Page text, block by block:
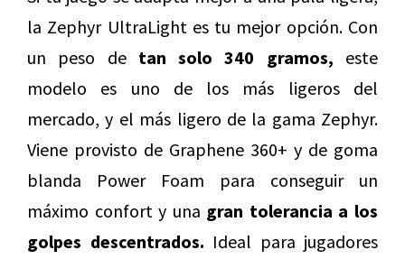
la Zephyr UltraLight es tu mejor opción. Con
un peso de tan solo 340 gramos, este
modelo es uno de los más ligeros del
mercado, y el más ligero de la gama Zephyr.
Viene provisto de Graphene 360+ y de goma
blanda Power Foam para conseguir un
máximo confort y una gran tolerancia a los
golpes descentrados. Ideal para jugadores